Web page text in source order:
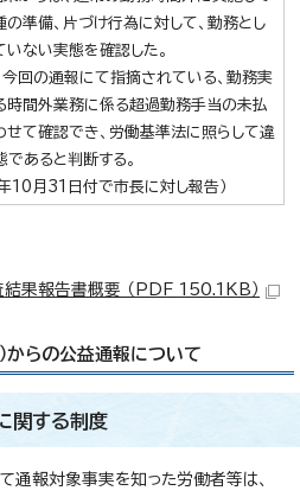
の準備、片づけ行為に対して、勤務とし
いない実態を確認した。
回の通報にて指摘されている、勤務実
時間外業務に係る超過勤務手当の未払
せて確認でき、労働基準法に照らして違
であると判断する。
10月31日付で市長に対し報告）
果報告書概要 （PDF 150.1KB）
からの公益通報について
関する制度
通報対象事実を知った労働者等は、